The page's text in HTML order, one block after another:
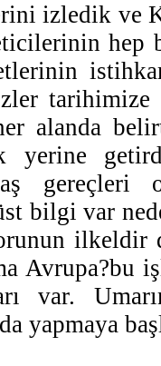
izledik ve
hep
alanda
yerine
gereçleri
bilgi var
ilkeldir
Avrupa?bu
var.
yapmaya